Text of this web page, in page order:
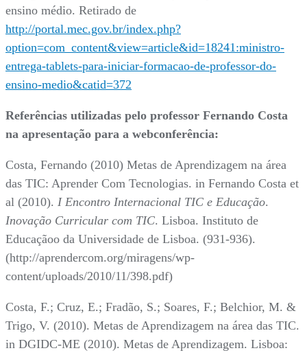
ensino médio. Retirado de
http://portal.mec.gov.br/index.php?
option=com_content&view=article&id=18241:ministro-
entrega-tablets-para-iniciar-formacao-de-professor-do-
ensino-medio&catid=372
Referências utilizadas pelo professor Fernando Costa
na apresentação para a webconferência:
Costa, Fernando (2010) Metas de Aprendizagem na área
das TIC: Aprender Com Tecnologias. in Fernando Costa et
al (2010). I Encontro Internacional TIC e Educação.
Inovação Curricular com TIC. Lisboa. Instituto de
Educaçãoo da Universidade de Lisboa. (931-936).
(http://aprendercom.org/miragens/wp-
content/uploads/2010/11/398.pdf)
Costa, F.; Cruz, E.; Fradão, S.; Soares, F.; Belchior, M. &
Trigo, V. (2010). Metas de Aprendizagem na área das TIC.
in DGIDC-ME (2010). Metas de Aprendizagem. Lisboa: